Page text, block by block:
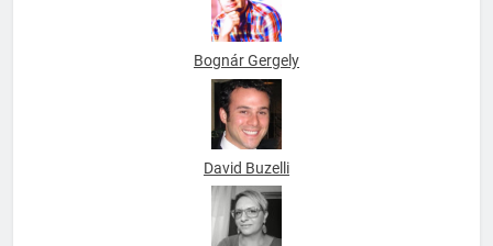
Bognár Gergely
David Buzelli